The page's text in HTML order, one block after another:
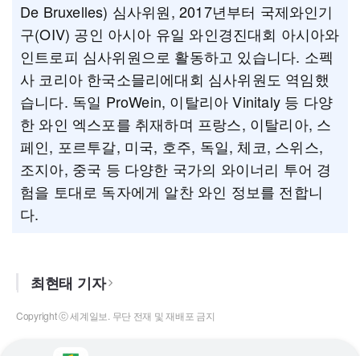
De Bruxelles) 심사위원, 2017년부터 국제와인기
구(OIV) 공인 아시아 유일 와인경진대회 아시아와
인트로피 심사위원으로 활동하고 있습니다. 소펙
사 코리아 한국소믈리에대회 심사위원도 역임했
습니다. 독일 ProWein, 이탈리아 Vinitaly 등 다양
한 와인 엑스포를 취재하며 프랑스, 이탈리아, 스
페인, 포르투갈, 미국, 호주, 독일, 체코, 스위스,
조지아, 중국 등 다양한 국가의 와이너리 투어 경
험을 토대로 독자에게 알찬 와인 정보를 전합니
다.
최현태 기자
Copyright ⓒ 세계일보. 무단 전재 및 재배포 금지